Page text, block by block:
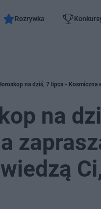
Rozrywka
na dziś, 7 lipca - Kosmiczna
na